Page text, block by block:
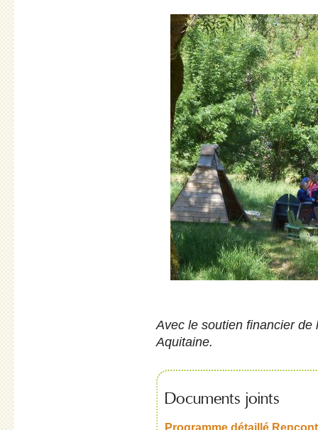
Avec le soutien financier
Aquitaine.
Documents joints
Programme détaillé